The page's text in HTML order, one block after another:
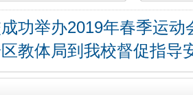
功举办2019年春季运动
教体局到我校督促指导